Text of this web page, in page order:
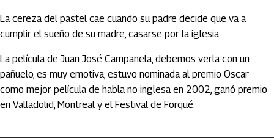
La cereza del pastel cae cuando su padre decide que va a
cumplir el sueño de su madre, casarse por la iglesia.
La película de Juan José Campanela, debemos verla con un
pañuelo, es muy emotiva, estuvo nominada al premio Oscar
como mejor película de habla no inglesa en 2002, ganó premio
en Valladolid, Montreal y el Festival de Forqué.